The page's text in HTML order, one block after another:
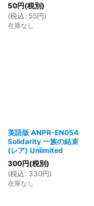
50円(税別)
(税込 : 55円)
在庫なし
英語版 ANPR-EN054
Solidarity 一族の結束
(レア) Unlimited
300円(税別)
(税込 : 330円)
在庫なし